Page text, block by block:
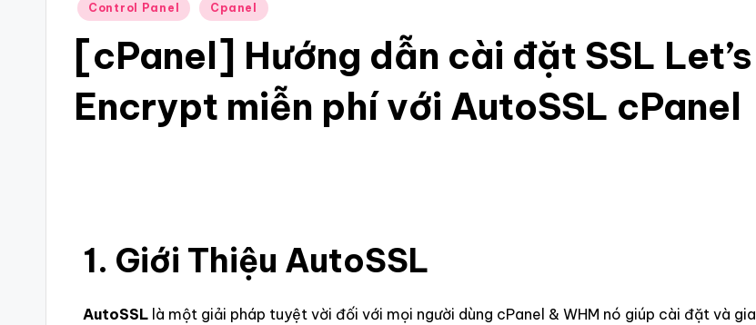
Control Panel Cpanel
[cPanel] Hướng dẫn cài đặt SSL Let’s
Encrypt miễn phí với AutoSSL cPanel
1. Giới Thiệu AutoSSL
AutoSSL là một giải pháp tuyệt vời đối với mọi người dùng cPanel & WHM nó giúp cài đặt và gia